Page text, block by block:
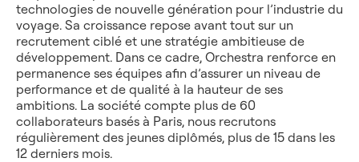
technologies de nouvelle génération pour l’industrie du
voyage. Sa croissance repose avant tout sur un
recrutement ciblé et une stratégie ambitieuse de
développement. Dans ce cadre, Orchestra renforce en
permanence ses équipes afin d’assurer un niveau de
performance et de qualité à la hauteur de ses
ambitions. La société compte plus de 60
collaborateurs basés à Paris, nous recrutons
régulièrement des jeunes diplômés, plus de 15 dans les
12 derniers mois.